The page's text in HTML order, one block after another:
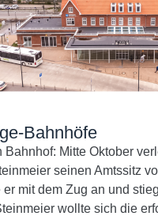
Bahnhöfe
Mitte Oktober
seinen Amtssitz
mit dem Zug an und
wollte sich die